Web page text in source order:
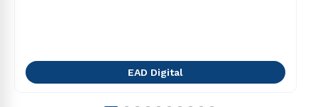
EAD Digital